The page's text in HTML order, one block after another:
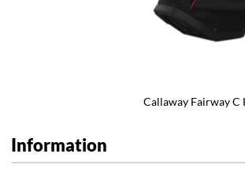
Callaway Fairway C
Information